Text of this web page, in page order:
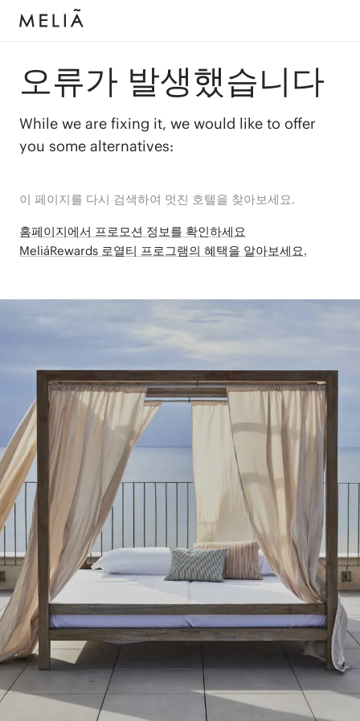
오류가 발생했습니다
While we are fixing it, we would like to offer
you some alternatives:
이 페이지를 다시 검색하여 멋진 호텔을 찾아보세요.
홈페이지에서 프로모션 정보를 확인하세요
MeliáRewards 로열티 프로그램의 혜택을 알아보세요.